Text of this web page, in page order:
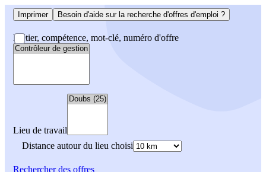
Imprimer Besoin d'aide sur la recherche d'offres d'emploi ?
Métier, compétence, mot-clé, numéro d'offre
Lieu de travail
Distance autour du lieu choisi
Rechercherdes offres